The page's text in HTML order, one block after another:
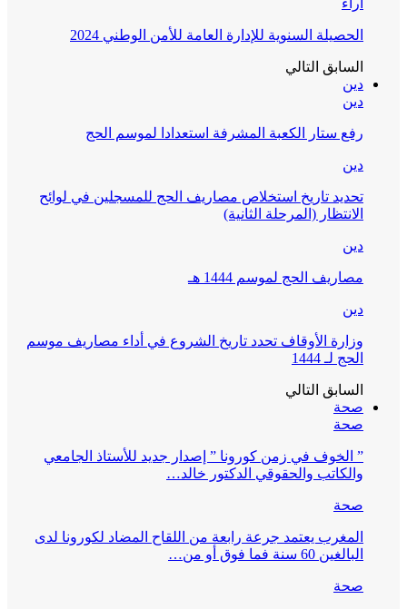
آراء
الحصيلة السنوية للإدارة العامة للأمن الوطني 2024
السابق التالي
دين
دين
رفع ستار الكعبة المشرفة استعدادا لموسم الحج
دين
تحديد تاريخ استخلاص مصاريف الحج للمسجلين في لوائح
الانتظار (المرحلة الثانية)
دين
مصاريف الحج لموسم 1444 هـ
دين
وزارة الأوقاف تحدد تاريخ الشروع في أداء مصاريف موسم
الحج لـ 1444
السابق التالي
صحة
صحة
” الخوف في زمن كورونا ” إصدار جديد للأستاذ الجامعي
والكاتب والحقوقي الدكتور خالد…
صحة
المغرب يعتمد جرعة رابعة من اللقاح المضاد لكورونا لدى
البالغين 60 سنة فما فوق أو من…
صحة